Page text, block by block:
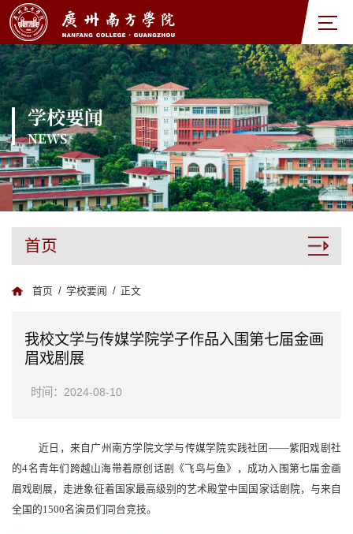
学校要闻
NEWS
首页
首页 / 学校要闻 / 正文
我校文学与传媒学院学子作品入围第七届金画
眉戏剧展
时间：2024-08-10
近日，来自广州南方学院文学与传媒学院实践社团 ——紫阳戏剧社
的4名青年们跨越山海带着原创话剧《飞鸟与鱼》， 成功入围第七届金画
眉戏剧展，走进象征着国家最高级别的艺术殿堂中国国家话剧院， 与来自
全国的1500名演员们同台竞技。